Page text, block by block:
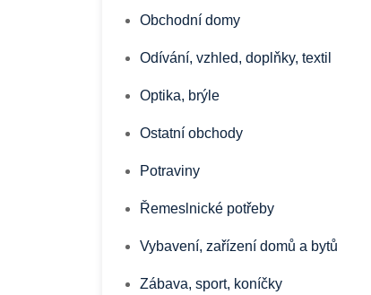
Obchodní domy
Odívání, vzhled, doplňky, textil
Optika, brýle
Ostatní obchody
Potraviny
Řemeslnické potřeby
Vybavení, zařízení domů a bytů
Zábava, sport, koníčky